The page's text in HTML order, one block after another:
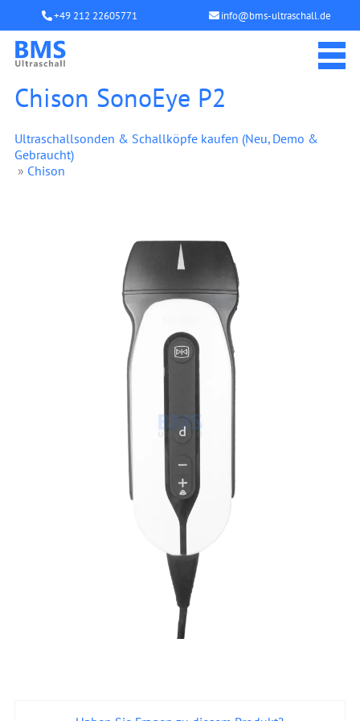
+49 212 22605771 info@bms-ultraschall.de
Chison SonoEye P2
Ultraschallsonden & Schallköpfe kaufen (Neu, Demo &
Gebraucht)
» Chison